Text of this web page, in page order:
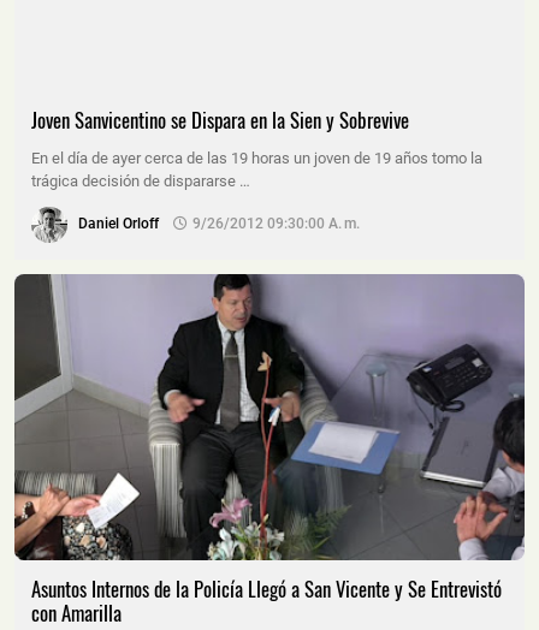
Joven Sanvicentino se Dispara en la Sien y Sobrevive
En el día de ayer cerca de las 19 horas un joven de 19 años tomo la
trágica decisión de dispararse …
Daniel Orloff 9/26/2012 09:30:00 A. M.
Asuntos Internos de la Policía Llegó a San Vicente y Se Entrevistó
con Amarilla